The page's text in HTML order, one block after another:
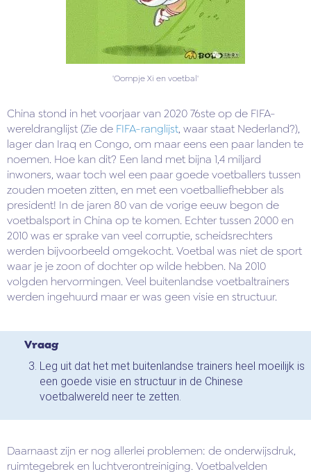
'Oompje Xi en voetbal'
China stond in het voorjaar van 2020 76ste op de FIFA-
wereldranglijst (Zie de FIFA-ranglijst, waar staat Nederland?),
lager dan Iraq en Congo, om maar eens een paar landen te
noemen. Hoe kan dit? Een land met bijna 1,4 miljard
inwoners, waar toch wel een paar goede voetballers tussen
zouden moeten zitten, en met een voetballiefhebber als
president! In de jaren 80 van de vorige eeuw begon de
voetbalsport in China op te komen. Echter tussen 2000 en
2010 was er sprake van veel corruptie, scheidsrechters
werden bijvoorbeeld omgekocht. Voetbal was niet de sport
waar je je zoon of dochter op wilde hebben. Na 2010
volgden hervormingen. Veel buitenlandse voetbaltrainers
werden ingehuurd maar er was geen visie en structuur.
Vraag
Leg uit dat het met buitenlandse trainers heel moeilijk is
een goede visie en structuur in de Chinese
voetbalwereld neer te zetten.
Daarnaast zijn er nog allerlei problemen: de onderwijsdruk,
ruimtegebrek en luchtverontreiniging. Voetbalvelden